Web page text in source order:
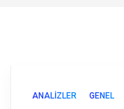
ANALIZLER GENEL